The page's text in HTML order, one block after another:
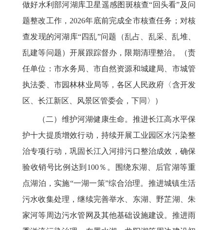
做好水利部河湖库卫星遥感图斑核查“回头看”及问
题整改工作，2026年底前完成全市核查任务；对核
查发现的河湖库“四乱”问题（乱占、乱采、乱堆、
乱建等问题）开展跟踪督办，限期清理整治。（责
任单位：市水务局、市自然资源和城建局、市城管
执法委、市园林林业局等，各区人民政府〈含开发
区、长江新区、风景区管委会，下同〉）
（二）维护河湖健康生命。推进长江高水平保
护十大提质增效行动，持续开展工业园区水污染整
治专项行动，巩固长江入河排污口整治成效，确保
验收销号比例达到100％。围绕东湖、后官湖等重
点湖泊，实施“一湖一策”综合治理。推进城镇生活
污水收集处理，继续完善举水、东湖、野芷湖、朱
家河等周边污水管网及其他基础设施建设。推进雨